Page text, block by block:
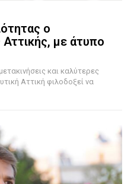
ο
με άτυπο
και καλύτερες
Αττική φιλοδοξεί να